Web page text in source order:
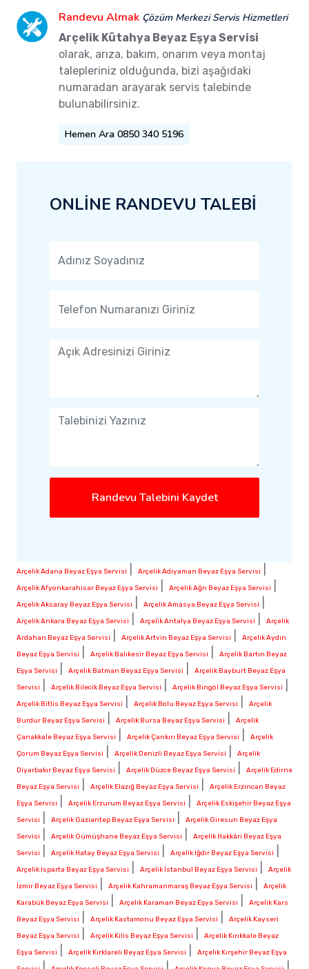
Randevu Almak Çözüm Merkezi Servis Hizmetleri
Arçelik Kütahya Beyaz Eşya Servisi
olarak, arıza, bakım, onarım veya montaj
talepleriniz olduğunda, bizi aşağıdaki
numaradan arayarak servis talebinde
bulunabilirsiniz.
Hemen Ara 0850 340 5196
ONLİNE RANDEVU TALEBİ
Randevu Talebini Kaydet
Arçelik Adana Beyaz Eşya Servisi Arçelik Adıyaman Beyaz Eşya Servisi
Arçelik Afyonkarahisar Beyaz Eşya Servisi Arçelik Ağrı Beyaz Eşya Servisi
Arçelik Aksaray Beyaz Eşya Servisi Arçelik Amasya Beyaz Eşya Servisi
Arçelik Ankara Beyaz Eşya Servisi Arçelik Antalya Beyaz Eşya Servisi
Arçelik
Ardahan Beyaz Eşya Servisi
Arçelik Artvin Beyaz Eşya Servisi
Arçelik Aydın
Beyaz Eşya Servisi
Arçelik Balıkesir Beyaz Eşya Servisi
Arçelik Bartın Beyaz
Eşya Servisi
Arçelik Batman Beyaz Eşya Servisi
Arçelik Bayburt Beyaz Eşya
Servisi
Arçelik Bilecik Beyaz Eşya Servisi Arçelik Bingöl Beyaz Eşya Servisi
Arçelik Bitlis Beyaz Eşya Servisi Arçelik Bolu Beyaz Eşya Servisi
Arçelik
Burdur Beyaz Eşya Servisi
Arçelik Bursa Beyaz Eşya Servisi
Arçelik
Çanakkale Beyaz Eşya Servisi
Arçelik Çankırı Beyaz Eşya Servisi
Arçelik
Çorum Beyaz Eşya Servisi
Arçelik Denizli Beyaz Eşya Servisi
Arçelik
Diyarbakır Beyaz Eşya Servisi
Arçelik Düzce Beyaz Eşya Servisi
Arçelik Edirne
Beyaz Eşya Servisi
Arçelik Elazığ Beyaz Eşya Servisi
Arçelik Erzincan Beyaz
Eşya Servisi
Arçelik Erzurum Beyaz Eşya Servisi
Arçelik Eskişehir Beyaz Eşya
Servisi
Arçelik Gaziantep Beyaz Eşya Servisi
Arçelik Giresun Beyaz Eşya
Servisi
Arçelik Gümüşhane Beyaz Eşya Servisi
Arçelik Hakkâri Beyaz Eşya
Servisi
Arçelik Hatay Beyaz Eşya Servisi Arçelik Iğdır Beyaz Eşya Servisi
Arçelik Isparta Beyaz Eşya Servisi Arçelik İstanbul Beyaz Eşya Servisi
Arçelik
İzmir Beyaz Eşya Servisi
Arçelik Kahramanmaraş Beyaz Eşya Servisi
Arçelik
Karabük Beyaz Eşya Servisi
Arçelik Karaman Beyaz Eşya Servisi
Arçelik Kars
Beyaz Eşya Servisi
Arçelik Kastamonu Beyaz Eşya Servisi
Arçelik Kayseri
Beyaz Eşya Servisi
Arçelik Kilis Beyaz Eşya Servisi
Arçelik Kırıkkale Beyaz
Eşya Servisi
Arçelik Kırklareli Beyaz Eşya Servisi
Arçelik Kırşehir Beyaz Eşya